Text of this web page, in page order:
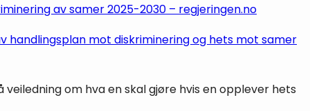
av samer 2025-2030 – regjeringen.no
handlingsplan mot diskriminering og hets mot samer
om hva en skal gjøre hvis en opplever hets